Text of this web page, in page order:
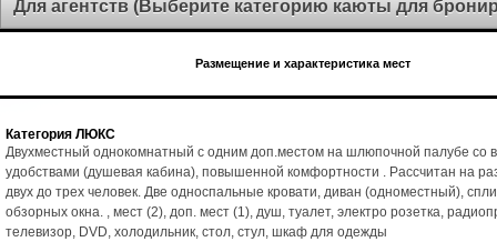
Для агентств (Выберите категорию каюты для
Размещение и характеристика мест
Категория ЛЮКС
Двухместный однокомнатный с одним доп.местом на шлюпочной палубе со
удобствами (душевая кабина), повышенной комфортности . Рассчитан на
двух до трех человек. Две односпальные кровати, диван (одноместный),
обзорных окна. , мест (2), доп. мест (1), душ, туалет, электро розетка,
телевизор, DVD, холодильник, стол, стул, шкаф для одежды